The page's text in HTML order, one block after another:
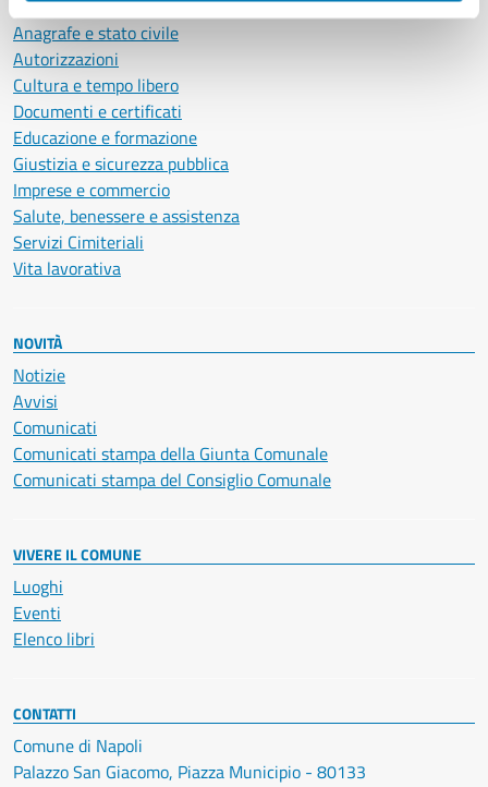
Ambiente
Anagrafe e stato civile
Autorizzazioni
Cultura e tempo libero
Documenti e certificati
Educazione e formazione
Giustizia e sicurezza pubblica
Imprese e commercio
Salute, benessere e assistenza
Servizi Cimiteriali
Vita lavorativa
NOVITÀ
Notizie
Avvisi
Comunicati
Comunicati stampa della Giunta Comunale
Comunicati stampa del Consiglio Comunale
VIVERE IL COMUNE
Luoghi
Eventi
Elenco libri
CONTATTI
Comune di Napoli
Palazzo San Giacomo, Piazza Municipio - 80133